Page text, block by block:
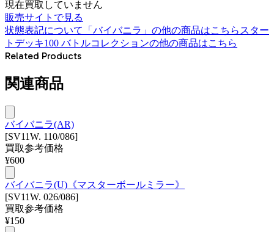
現在買取していません
販売サイトで見る
状態表記について
「 バイバニラ 」の他の商品はこちら スター
トデッキ100 バトルコレクションの他の商品はこちら
Related Products
関連商品
バイバニラ(AR)
[SV11W. 110/086]
買取参考価格
¥600
バイバニラ(U)《マスターボールミラー》
[SV11W. 026/086]
買取参考価格
¥150